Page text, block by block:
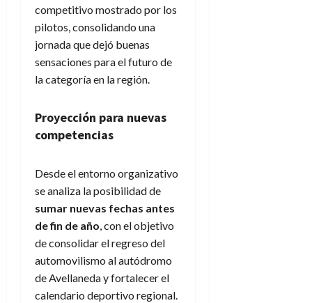
competitivo mostrado por los
pilotos, consolidando una
jornada que dejó buenas
sensaciones para el futuro de
la categoría en la región.
Proyección para nuevas
competencias
Desde el entorno organizativo
se analiza la posibilidad de
sumar nuevas fechas antes
de fin de año, con el objetivo
de consolidar el regreso del
automovilismo al autódromo
de Avellaneda y fortalecer el
calendario deportivo regional.